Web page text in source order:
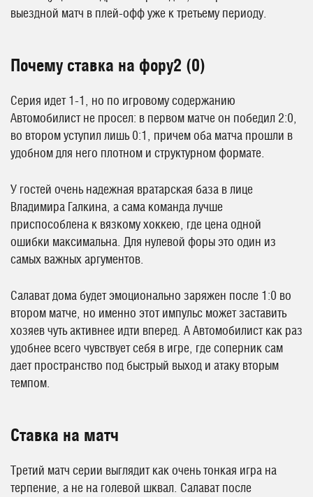
выездной матч в плей-офф уже к третьему периоду.
Почему ставка на фору2 (0)
Серия идет 1-1, но по игровому содержанию
Автомобилист не просел: в первом матче он победил 2:0,
во втором уступил лишь 0:1, причем оба матча прошли в
удобном для него плотном и структурном формате.
У гостей очень надежная вратарская база в лице
Владимира Галкина, а сама команда лучше
приспособлена к вязкому хоккею, где цена одной
ошибки максимальна. Для нулевой форы это один из
самых важных аргументов.
Салават дома будет эмоционально заряжен после 1:0 во
втором матче, но именно этот импульс может заставить
хозяев чуть активнее идти вперед. А Автомобилист как раз
удобнее всего чувствует себя в игре, где соперник сам
дает пространство под быстрый выход и атаку вторым
темпом.
Ставка на матч
Третий матч серии выглядит как очень тонкая игра на
терпение, а не на голевой шквал. Салават после